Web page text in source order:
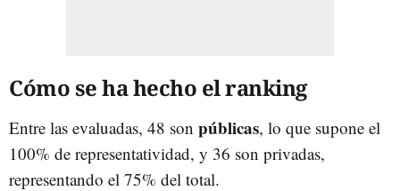
Cómo se ha hecho el ranking
Entre las evaluadas, 48 son públicas, lo que supone el
100% de representatividad, y 36 son privadas,
representando el 75% del total.